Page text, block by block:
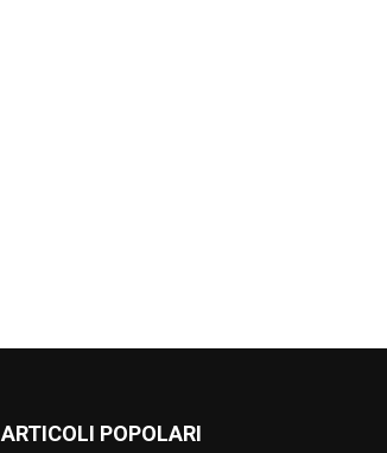
ARTICOLI POPOLARI